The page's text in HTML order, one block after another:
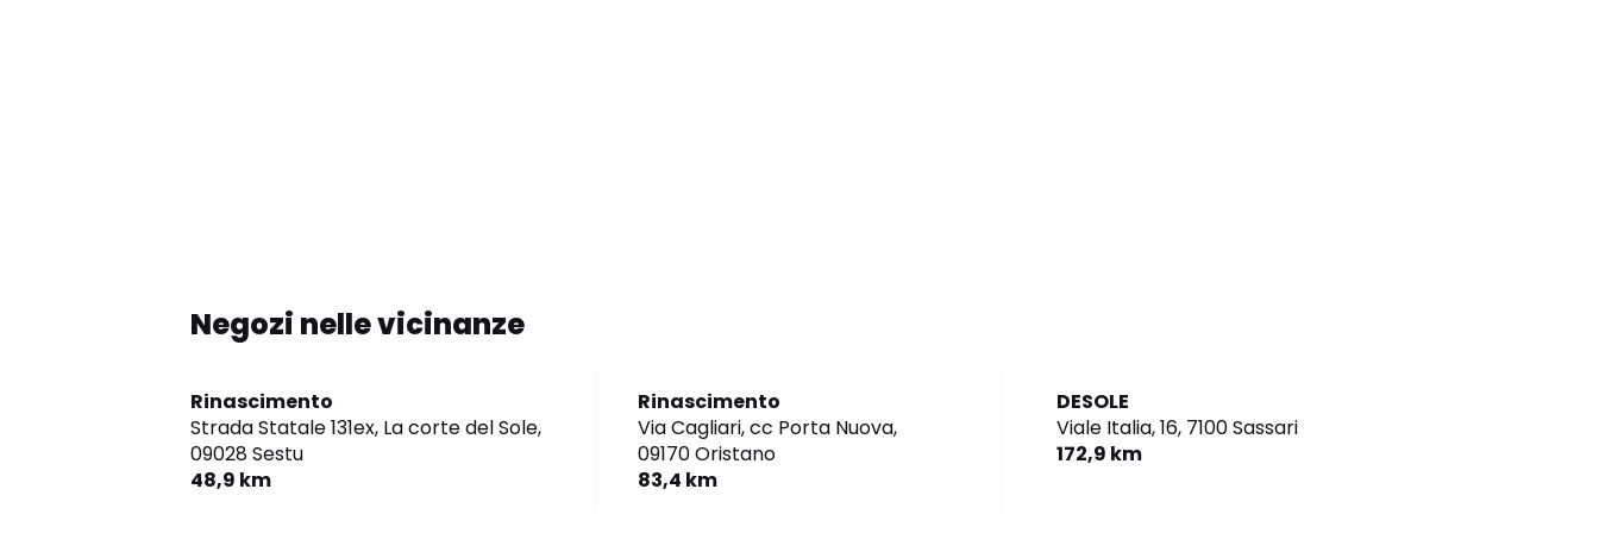
Negozi nelle vicinanze
Rinascimento
Strada Statale 131ex, La corte del Sole,
09028 Sestu
48,9 km
Rinascimento
Via Cagliari, cc Porta Nuova,
09170 Oristano
83,4 km
DESOLE
Viale Italia, 16, 7100 Sassari
172,9 km